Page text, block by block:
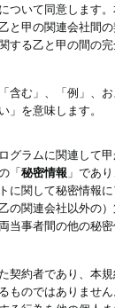
ついて同意します
と甲の関連会社間
する乙と甲の間の
含む」、「例」、
」を意味します。
グラムに関連して
「秘密情報 」であ
に関して秘密情報
の関連会社以外の
当事者間の他の秘
契約者であり、本
ものではありませ